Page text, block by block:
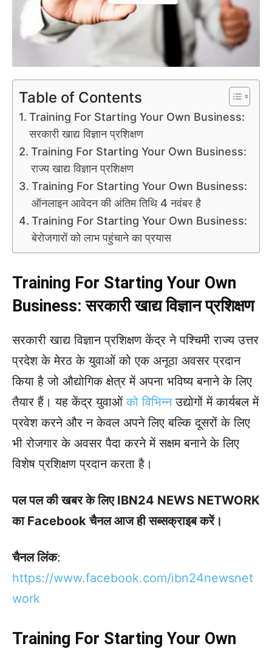
Table of Contents
Training For Starting Your Own Business:
सरकारी खाद्य विज्ञान प्रशिक्षण
Training For Starting Your Own Business:
राज्य खाद्य विज्ञान प्रशिक्षण
Training For Starting Your Own Business:
ऑनलाइन आवेदन की अंतिम तिथि 4 नवंबर है
Training For Starting Your Own Business:
बेरोजगारों को लाभ पहुंचाने का प्रयास
Training For Starting Your Own
Business: सरकारी खाद्य विज्ञान प्रशिक्षण
सरकारी खाद्य विज्ञान प्रशिक्षण केंद्र ने पश्चिमी राज्य उत्तर
प्रदेश के मेरठ के युवाओं को एक अनूठा अवसर प्रदान
किया है जो औद्योगिक क्षेत्र में अपना भविष्य बनाने के लिए
तैयार हैं। यह केंद्र युवाओंको विभिन्नउद्योगों में कार्यबल में
प्रवेश करने और न केवल अपने लिए बल्कि दूसरों के लिए
भी रोजगार के अवसर पैदा करने में सक्षम बनाने के लिए
विशेष प्रशिक्षण प्रदान करता है।
पल पल की खबर के लिए IBN24 NEWS NETWORK
का Facebook चैनल आज ही सब्सक्राइब करें।
चैनल लिंक:
https://www.facebook.com/ibn24newsnet
work
Training For Starting Your Own